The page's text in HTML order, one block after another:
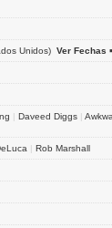
Unidos) Ver Fechas
| Daveed Diggs |
| Rob Marshall